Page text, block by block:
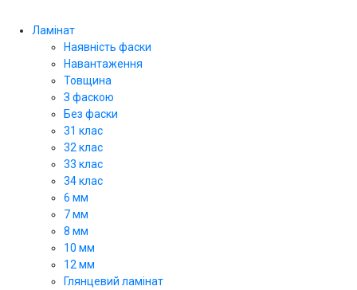
Ламінат
Наявність фаски
Навантаження
Товщина
З фаскою
Без фаски
31 клас
32 клас
33 клас
34 клас
6 мм
7 мм
8 мм
10 мм
12 мм
Глянцевий ламінат